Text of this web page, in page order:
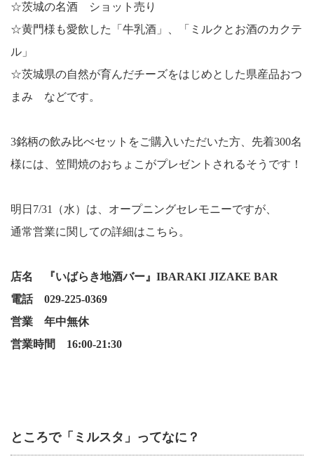
☆茨城の名酒 ショット売り
☆黄門様も愛飲した「牛乳酒」、「ミルクとお酒のカクテ
ル」
☆茨城県の自然が育んだチーズをはじめとした県産品おつ
まみ などです。
3銘柄の飲み比べセットをご購入いただいた方、先着300名
様には、笠間焼のおちょこがプレゼントされるそうです！
明日 7/31
（水）は、オープニングセレモニーですが、
通常営業に関しての詳細はこちら。
店名 『いばらき地酒バー』 IBARAKI JIZAKE BAR
電話 029-225-0369
営業 年中無休
営業時間 16:00-21:30
ところで「ミルスタ」ってなに？